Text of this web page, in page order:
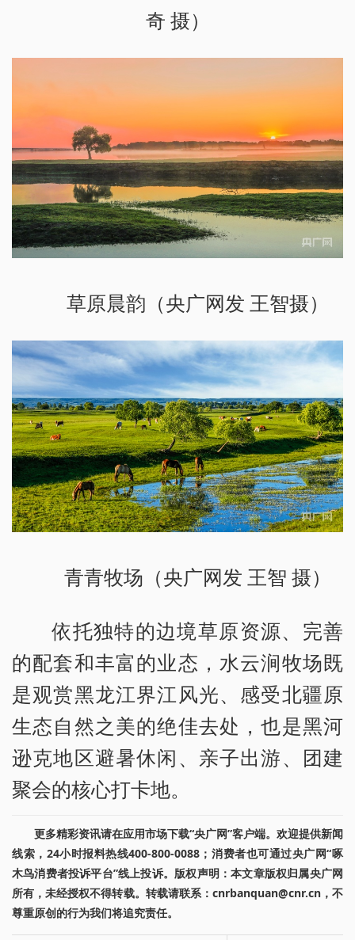
奇 摄）
草原晨韵（央广网发 王智摄）
青青牧场（央广网发 王智 摄）
依托独特的边境草原资源、完善
的配套和丰富的业态，水云涧牧场既
是观赏黑龙江界江风光、感受北疆原
生态自然之美的绝佳去处，也是黑河
逊克地区避暑休闲、亲子出游、团建
聚会的核心打卡地。
更多精彩资讯请在应用市场下载“央广网”客户端。欢迎提供新闻
线索，24小时报料热线400-800-0088；消费者也可通过央广网“啄
木鸟消费者投诉平台”线上投诉。版权声明：本文章版权归属央广网
所有，未经授权不得转载。转载请联系：cnrbanquan@cnr.cn，不
尊重原创的行为我们将追究责任。